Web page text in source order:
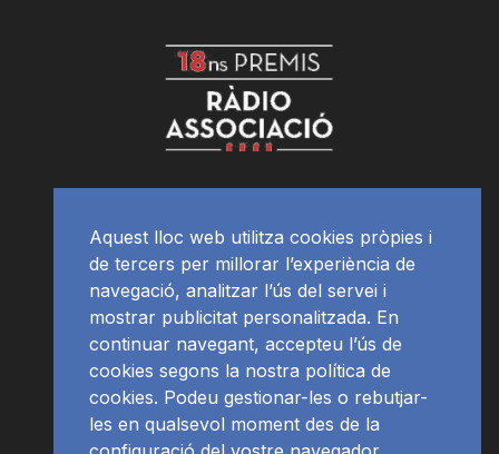
Aquest lloc web utilitza cookies pròpies i
de tercers per millorar l’experiència de
navegació, analitzar l’ús del servei i
mostrar publicitat personalitzada. En
continuar navegant, accepteu l’ús de
cookies segons la nostra política de
cookies. Podeu gestionar-les o rebutjar-
les en qualsevol moment des de la